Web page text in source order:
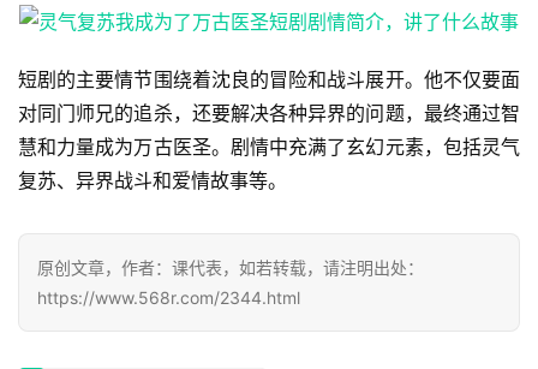
页
短剧的主要情节围绕着沈良的冒险和战斗展开。他不仅要面
对同门师兄的追杀，还要解决各种异界的问题，最终通过智
慧和力量成为万古医圣。剧情中充满了玄幻元素，包括灵气
复苏、异界战斗和爱情故事等。
原创文章，作者：课代表，如若转载，请注明出处：
https://www.568r.com/2344.html